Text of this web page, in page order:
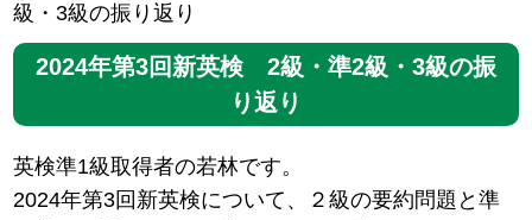
級・3級の振り返り
2024年第3回新英検 2級・準2級・3級の振
り返り
英検準1級取得者の若林です。
2024年第3回新英検について、２級の要約問題と準